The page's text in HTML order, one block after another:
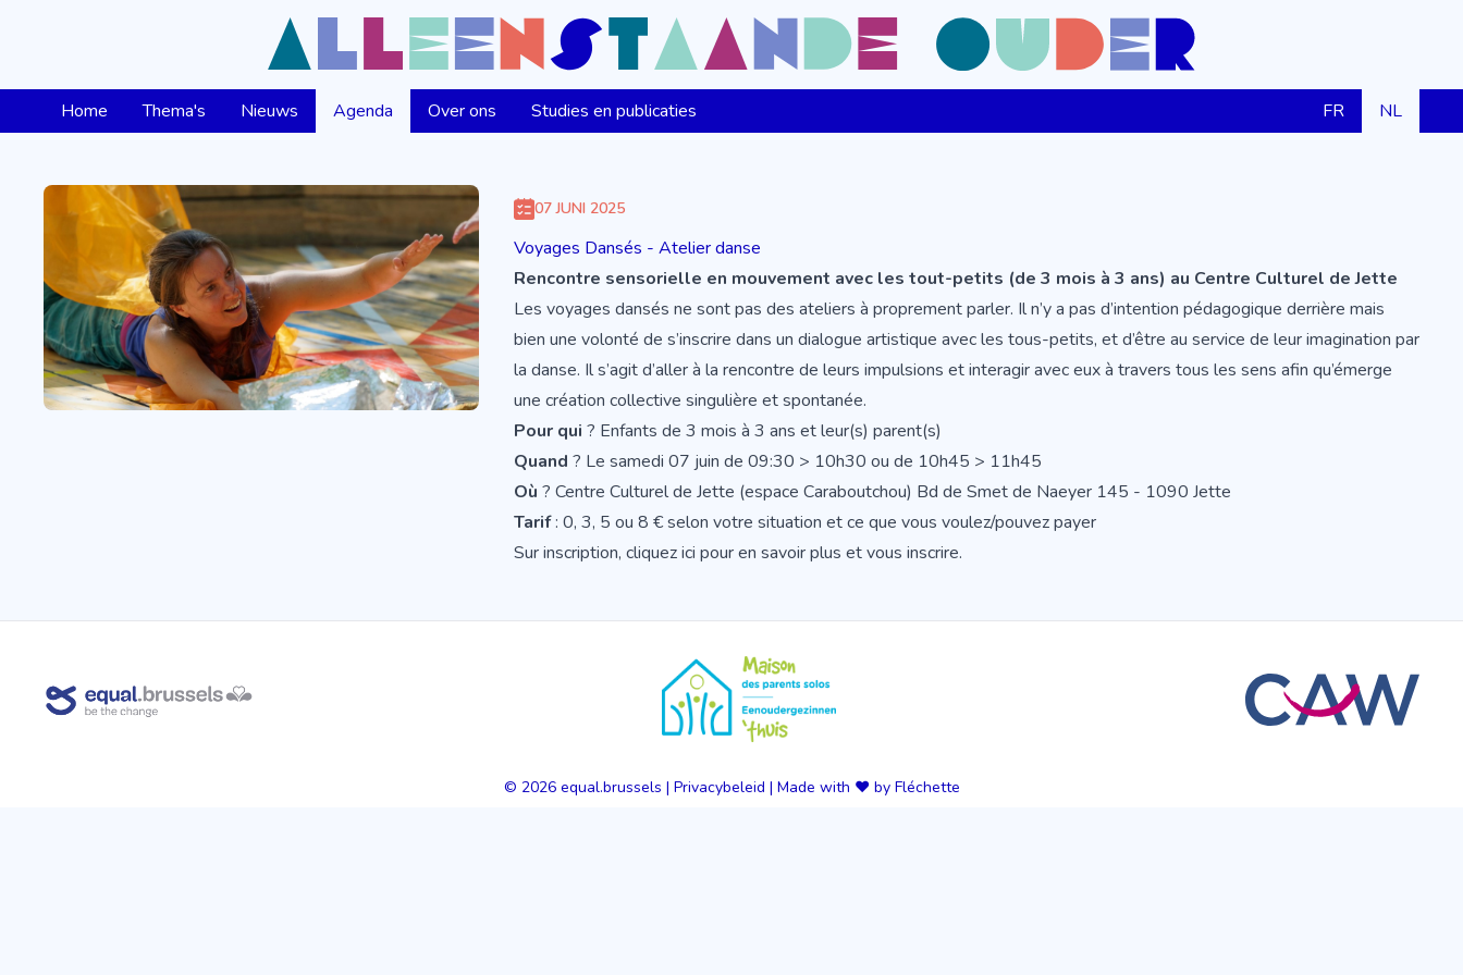
Home Thema's Nieuws Agenda Over ons Studies en publicaties FR NL
07 JUNI 2025
Voyages Dansés - Atelier danse
Rencontre sensorielle en mouvement avec les tout-petits (de 3 mois à 3 ans) au Centre Culturel de Jette
Les voyages dansés ne sont pas des ateliers à proprement parler. Il n’y a pas d’intention pédagogique derrière mais
bien une volonté de s’inscrire dans un dialogue artistique avec les tous-petits, et d’être au service de leur imagination par
la danse. Il s’agit d’aller à la rencontre de leurs impulsions et interagir avec eux à travers tous les sens afin qu’émerge
une création collective singulière et spontanée.
Pour qui ? Enfants de 3 mois à 3 ans et leur(s) parent(s)
Quand ? Le samedi 07 juin de 09:30 > 10h30 ou de 10h45 > 11h45
Où ? Centre Culturel de Jette (espace Caraboutchou) Bd de Smet de Naeyer 145 - 1090 Jette
Tarif: 0, 3, 5 ou 8 € selon votre situation et ce que vous voulez/pouvez payer
Sur inscription, cliquez ici pour en savoir plus et vous inscrire.
© 2026 equal.brussels | Privacybeleid | Made with ❤️ by Fléchette